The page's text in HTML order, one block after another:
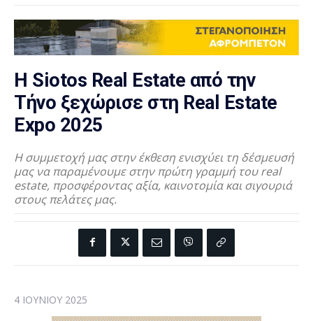
Η Siotos Real Estate από την
Τήνο ξεχώρισε στη Real Estate
Expo 2025
Η συμμετοχή μας στην έκθεση ενισχύει τη δέσμευσή
μας να παραμένουμε στην πρώτη γραμμή του real
estate, προσφέροντας αξία, καινοτομία και σιγουριά
στους πελάτες μας.
4 ΙΟΥΝΊΟΥ 2025